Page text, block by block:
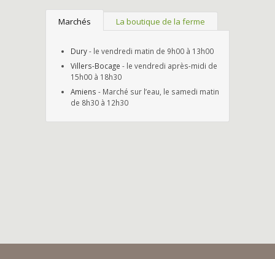
Marchés La boutique de la ferme
Dury- le vendredi matin de 9h00 à 13h00
Villers-Bocage - le vendredi après-midi de
15h00 à 18h30
Amiens - Marché sur l’eau, le samedi matin
de 8h30 à 12h30